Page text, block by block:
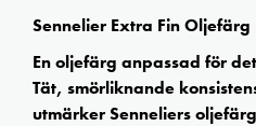
Sennelier Extra Fin Oljefärg
En oljefärg anpassad för
Tät, smörliknande
utmärker Senneliers